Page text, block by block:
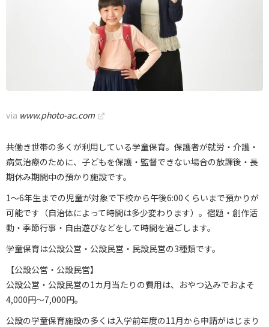
via www.photo-ac.com
共働き世帯の多くが利用している学童保育。保護者が就労・介護・
病気治療のために、子どもを保護・監督できない場合の放課後・長
期休み期間中の預かり施設です。
1～6年生までの児童が対象で下校から午後6:00くらいまで預かりが
可能です（自治体によって時間は多少変わります）。宿題・創作活
動・季節行事・自由遊びなどをして時間を過ごします。
学童保育は公設公営・公設民営・民設民営の3種類です。
【公設公営・公設民営】
公設公営・公設民営の1カ月当たりの費用は、おやつ込みでおよそ
4,000円～7,000円。
公設の学童保育施設の多くは入学前年度の11月から申請がはじまり